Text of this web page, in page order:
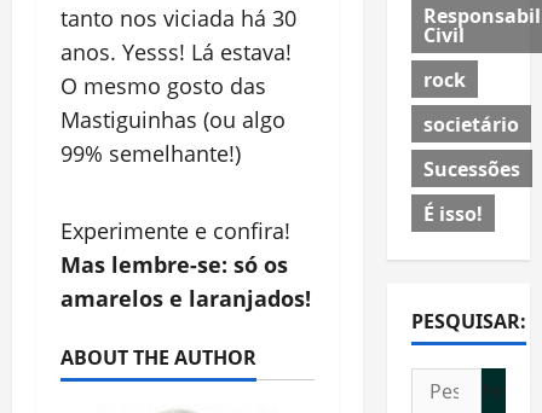
tanto nos viciada há 30
anos. Yesss! Lá estava!
O mesmo gosto das
Mastiguinhas (ou algo
99% semelhante!)
Experimente e confira!
Mas lembre-se: só os
amarelos e laranjados!
ABOUT THE AUTHOR
Civil
rock
societário
Sucessões
É isso!
PESQUISAR:
Pesquisar